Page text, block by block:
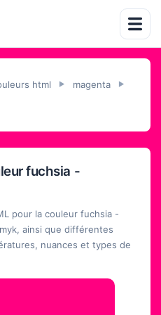
html ► magenta ►
fuchsia -
pour la couleur fuchsia -
ainsi que différentes
nuances et types de